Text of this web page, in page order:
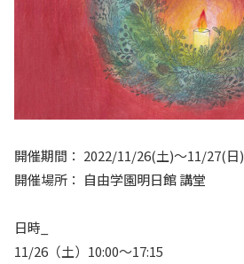
開催期間： 2022/11/26(土)〜11/27(日)
開催場所： 自由学園明日館 講堂
日時_
11/26（土）10:00～17:15